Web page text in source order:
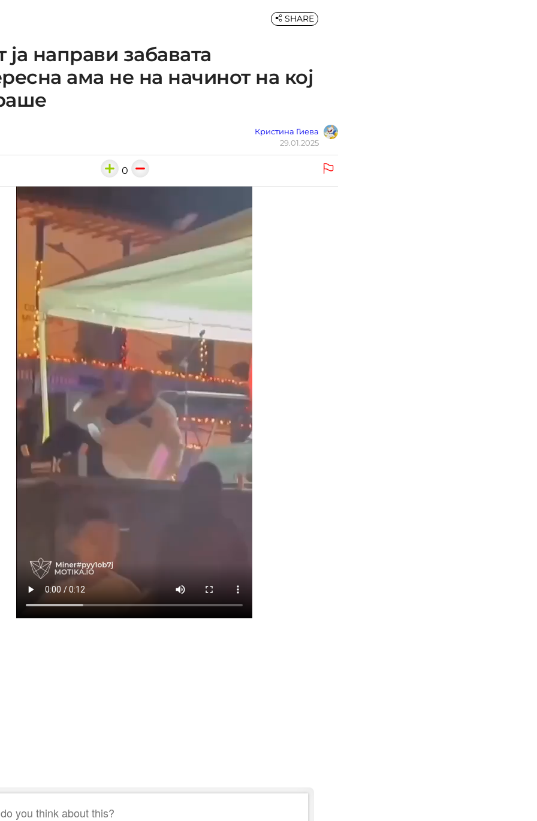
ја направи забавата
ама не на начинот на кој
Кристина Гиева
29.01.2025
SHARE
0